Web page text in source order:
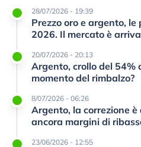
28/07/2026 - 19:39
Prezzo oro e argento,
2026. Il mercato è
20/07/2026 - 20:13
Argento, crollo del 54%
momento del rimbalzo?
8/07/2026 - 06:26
Argento, la correzione è
ancora margini di
23/06/2026 - 12:55